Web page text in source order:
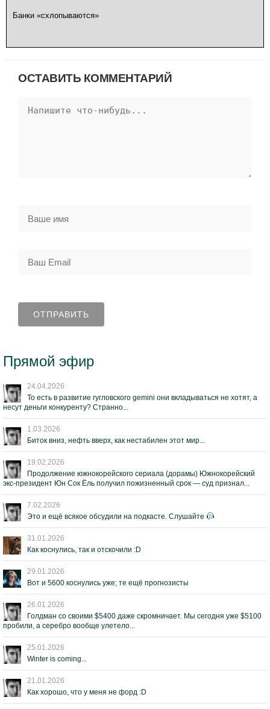
Банки «схлопываются»
ОСТАВИТЬ КОММЕНТАРИЙ
Прямой эфир
24.04.2026
То есть в развитие гугловского gemini они вкладываться не хотят, а
несут деньги конкуренту? Странно...
1.03.2026
Биток вниз, нефть вверх, как нестабилен этот мир...
19.02.2026
Продолжение южнокорейского сериала (дорамы) Южнокорейский
экс-президент Юн Сок Ёль получил пожизненный срок — суд признал...
7.02.2026
Это и ещё всякое обсудили на подкасте. Слушайте
31.01.2026
Как коснулись, так и отскочили :D
29.01.2026
Вот и 5600 коснулись уже; те ещё прогнозисты
26.01.2026
Голдман со своими $5400 даже скромничает. Мы сегодня уже $5100
пробили, а серебро вообще улетело...
25.01.2026
Winter is coming...
21.01.2026
Как хорошо, что у меня не форд :D